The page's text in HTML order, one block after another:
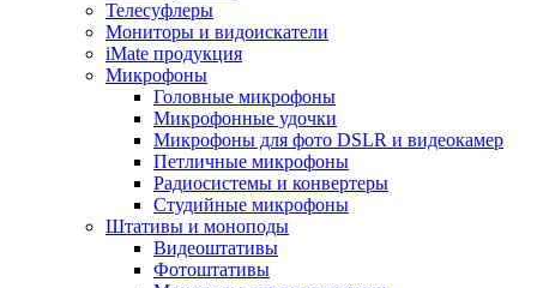
Телесуфлеры
Мониторы и видоискатели
iMate продукция
Микрофоны
Головные микрофоны
Микрофонные удочки
Микрофоны для фото DSLR и видеокамер
Петличные микрофоны
Радиосистемы и конвертеры
Студийные микрофоны
Штативы и моноподы
Видеоштативы
Фотоштативы